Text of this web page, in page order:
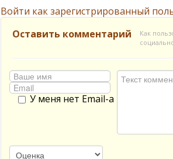
Войти как зарегистрированный
Оставить комментарий
Как
У меня нет Email-а